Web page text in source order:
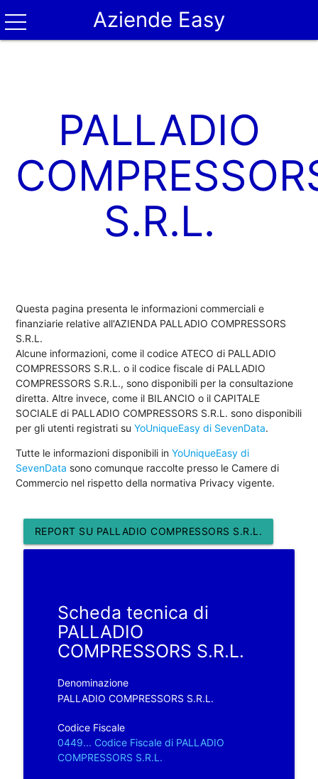
Aziende Easy
PALLADIO
S.R.L.
Questa pagina presenta le informazioni commerciali e
finanziarie relative all'AZIENDA PALLADIO COMPRESSORS
S.R.L.
Alcune informazioni, come il codice ATECO di PALLADIO
COMPRESSORS S.R.L. o il codice fiscale di PALLADIO
COMPRESSORS S.R.L., sono disponibili per la consultazione
diretta. Altre invece, come il BILANCIO o il CAPITALE
SOCIALE di PALLADIO COMPRESSORS S.R.L. sono disponibili
per gli utenti registrati suYoUniqueEasy di SevenData.
Tutte le informazioni disponibili inYoUniqueEasy di
SevenData sono comunque raccolte presso le Camere di
Commercio nel rispetto della normativa Privacy vigente.
REPORT SU PALLADIO COMPRESSORS S.R.L.
Scheda tecnica di
PALLADIO
COMPRESSORS S.R.L.
Denominazione
PALLADIO COMPRESSORS S.R.L.
Codice Fiscale
0449... Codice Fiscale di PALLADIO
COMPRESSORS S.R.L.